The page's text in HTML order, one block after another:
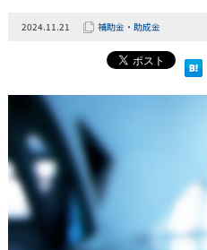
2024.11.21 補助金・助成金